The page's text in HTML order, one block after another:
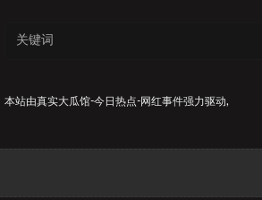
本站由真实大瓜馆-今日热点-网红事件强力驱动,